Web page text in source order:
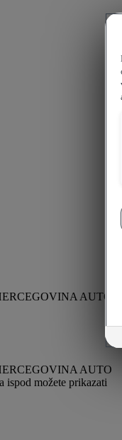
AUTO
AUTO
ispod možete prikazati